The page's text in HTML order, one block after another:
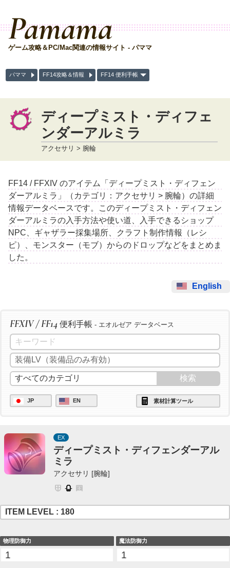
Pamama
ゲーム攻略＆PC/Mac関連の情報サイト - パママ
パママ FF14攻略＆情報 FF14 便利手帳
ディープミスト・ディフェ
ンダーアルミラ
アクセサリ > 腕輪
FF14 / FFXIV のアイテム「ディープミスト・ディフェン
ダーアルミラ」（カテゴリ：アクセサリ > 腕輪）の詳細
情報データベースです。このディープミスト・ディフェン
ダーアルミラの入手方法や使い道、入手できるショップ
NPC、ギャザラー採集場所、クラフト制作情報（レシ
ピ）、モンスター（モブ）からのドロップなどをまとめま
した。
English
FFXIV / FF14 便利手帳 - エオルゼア データベース
JP EN 素材計算ツール
EX
ディープミスト・ディフェンダーアル
ミラ
アクセサリ [腕輪]
ITEM LEVEL : 180
物理防御力
1
魔法防御力
1